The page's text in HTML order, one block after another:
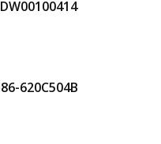
620C504B